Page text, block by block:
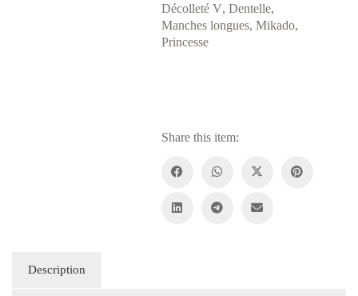
Décolleté V, Dentelle,
Manches longues, Mikado,
Princesse
Share this item:
Description